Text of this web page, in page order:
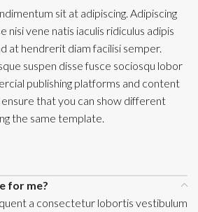
sit at adipiscing. Adipiscing
nisi vene natis iaculis ridiculus adipis
at hendrerit diam facilisi semper.
suspen disse fusce sociosqu lobor
publishing platforms and content
that you can show different
the same template.
for me?
a consectetur lobortis vestibulum